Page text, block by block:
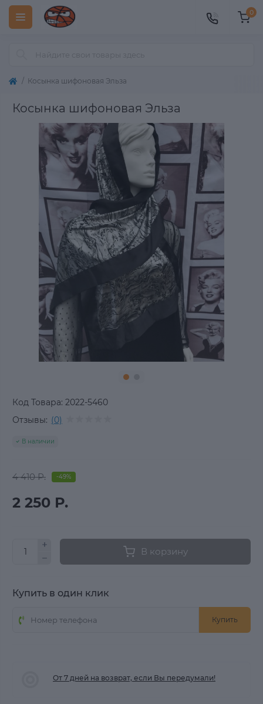
0
Косынка шифоновая Эльза
Косынка шифоновая Эльза
Код Товара: 2022-5460
Отзывы: (0)
В наличии
4 410 Р. -49%
2 250 Р.
В корзину
Купить в один клик
Купить
От 7 дней на возврат, если Вы передумали!